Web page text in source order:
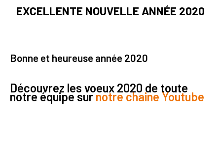
EXCELLENTE NOUVELLE ANNÉE 2020
Bonne et heureuse année 2020
Découvrez les voeux 2020 de toute
notre équipe surnotre chaine Youtube